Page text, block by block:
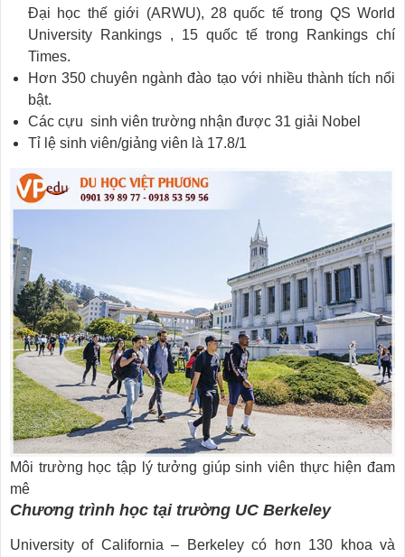
Đại học thế giới (ARWU), 28 quốc tế trong QS World
University Rankings , 15 quốc tế trong Rankings chí
Times.
Hơn 350 chuyên ngành đào tạo với nhiều thành tích nổi
bật.
Các cựu sinh viên trường nhận được 31 giải Nobel
Tỉ lệ sinh viên/giảng viên là 17.8/1
Môi trường học tập lý tưởng giúp sinh viên thực hiện đam
mê
Chương trình học tại trường UC Berkeley
University of California – Berkeley có hơn 130 khoa và